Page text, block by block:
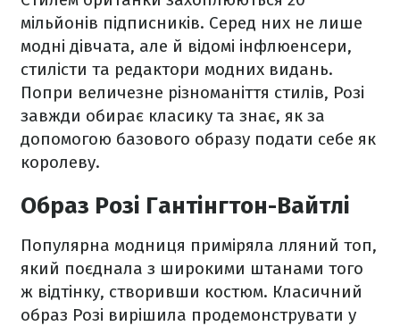
мільйонів підписників. Серед них не лише
модні дівчата, але й відомі інфлюенсери,
стилісти та редактори модних видань.
Попри величезне різноманіття стилів, Розі
завжди обирає класику та знає, як за
допомогою базового образу подати себе як
королеву.
Образ Розі Гантінгтон-Вайтлі
Популярна модниця приміряла лляний топ,
який поєднала з широкими штанами того
ж відтінку, створивши костюм. Класичний
образ Розі вирішила продемонструвати у